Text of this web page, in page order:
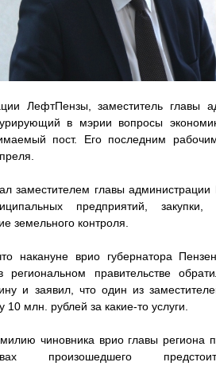
ЛефтПензы, заместитель главы
в мэрии вопросы
пост. Его последним
заместителем главы
предприятий,
земельного контроля.
накануне врио губернатора
правительстве
и заявил, что один из
10 млн. рублей за какие-то услуги.
чиновника врио главы региона
произошедшего